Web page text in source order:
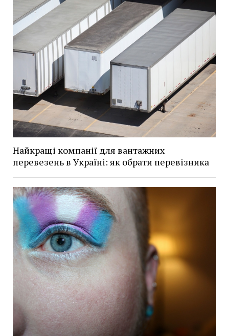
Найкращі компанії для вантажних
перевезень в Україні: як обрати перевізника